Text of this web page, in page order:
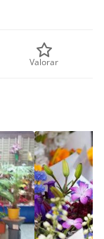
Valorar